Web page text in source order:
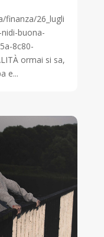
finanza/26_lugli
buona-
8c80-
ormai si sa,
e...